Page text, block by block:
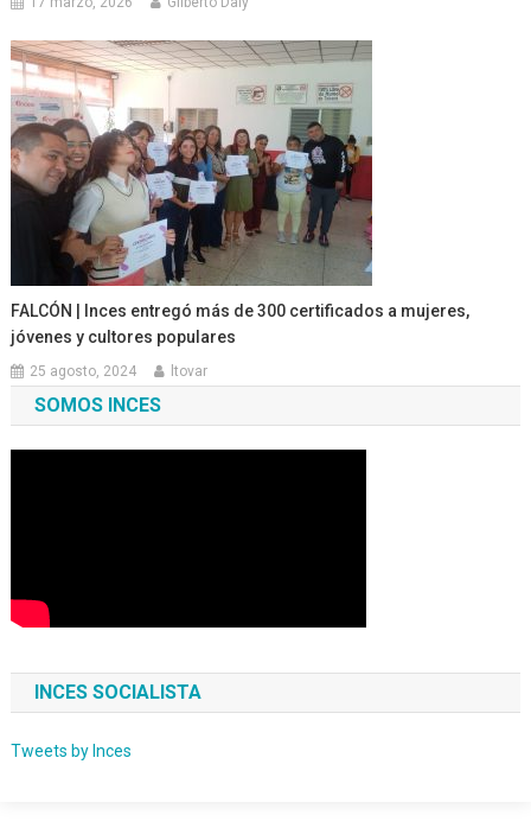
FALCÓN | Inces entregó más de 300 certificados a mujeres,
jóvenes y cultores populares
25 agosto, 2024 ltovar
SOMOS INCES
INCES SOCIALISTA
Tweets by Inces